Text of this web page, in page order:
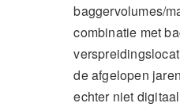
baggervolumes/
combinatie met
de afgelopen
echter niet